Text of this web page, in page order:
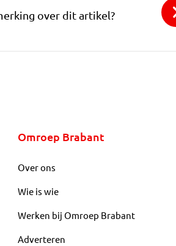
over dit artikel?
Omroep Brabant
Over ons
Wie is wie
Werken bij Omroep Brabant
Adverteren